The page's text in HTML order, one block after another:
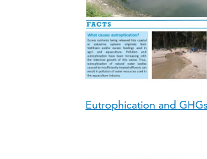
Eutrophication and GHGs